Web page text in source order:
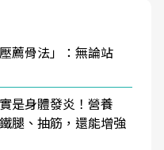
薦骨法」：無論站
是身體發炎！營養
腿、抽筋，還能增強